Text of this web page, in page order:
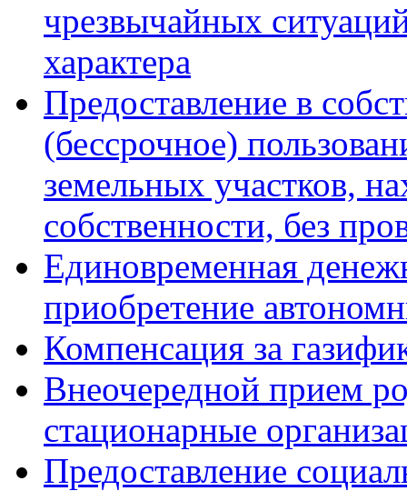
чрезвычайных
характера
Предоставление в
(бессрочное)
земельных участков,
собственности, без
Единовременная
приобретение
Компенсация за
Внеочередной прием
стационарные
Предоставление